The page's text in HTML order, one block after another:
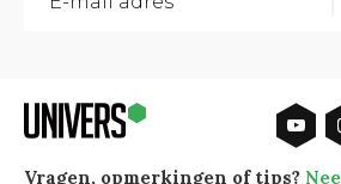
Vragen, opmerkingen of tips?